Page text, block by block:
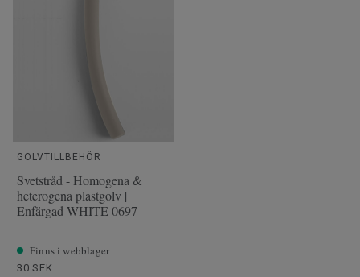
GOLVTILLBEHÖR
Svetstråd - Homogena &
heterogena plastgolv |
Enfärgad WHITE 0697
Finns i webblager
30 SEK